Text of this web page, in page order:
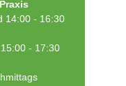
14:00 - 16:30
- 17:30